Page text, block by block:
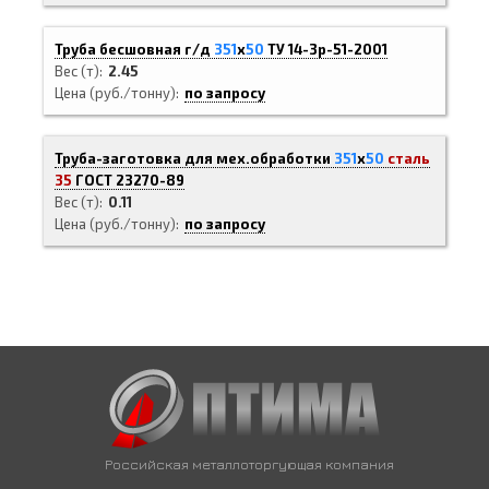
Труба бесшовная г/д 351х50 ТУ 14-3р-51-2001
Вес (т)
2.45
Цена (руб./тонну)
по запросу
Труба-заготовка для мех.обработки 351х50 сталь
35 ГОСТ 23270-89
Вес (т)
0.11
Цена (руб./тонну)
по запросу
Российская металлоторгующая компания